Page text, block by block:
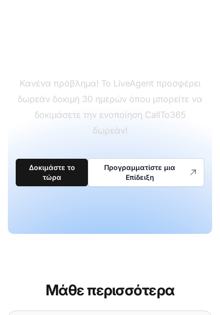
Κανένα πρόβλημα! Το LiveAgent προσφέρει
δωρεάν δοκιμή 30 ημερών όπου μπορείτε να
δοκιμάσετε την ενοποίηση CallTo365
δωρεάν!
Δοκιμάστε το
τώρα
Προγραμματίστε μια
Επίδειξη
Μάθε περισσότερα